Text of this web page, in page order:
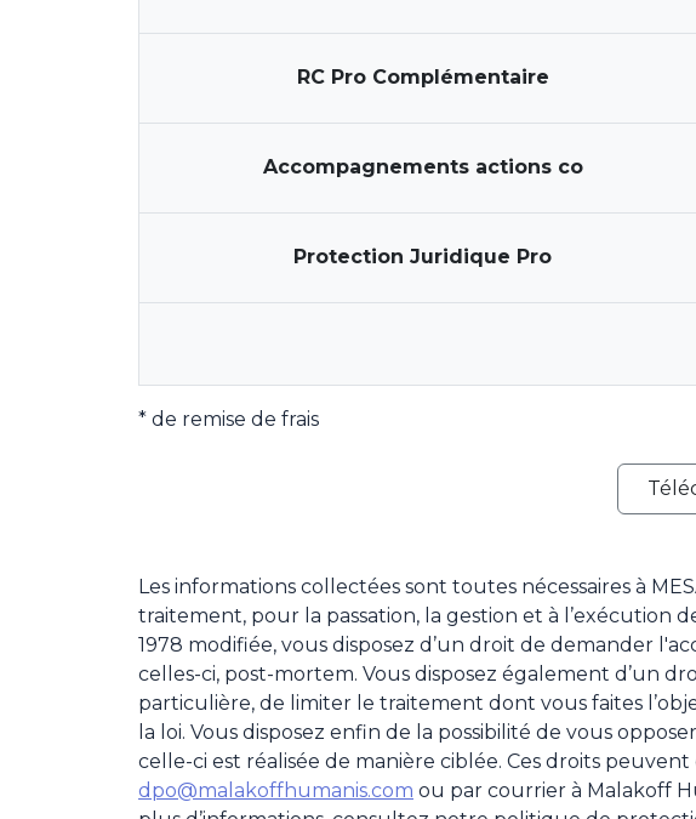
RC Pro Complémentaire
Accompagnements actions co
Protection Juridique Pro
* de remise de frais
Les informations collectées sont toutes nécessaires à
traitement, pour la passation, la gestion et à l’exécution
1978 modifiée, vous disposez d’un droit de demander
celles-ci, post-mortem. Vous disposez également d’un
particulière, de limiter le traitement dont vous faites
la loi. Vous disposez enfin de la possibilité de vous
celle-ci est réalisée de manière ciblée. Ces droits
dpo@malakoffhumanis.com ou par courrier à Malakoff